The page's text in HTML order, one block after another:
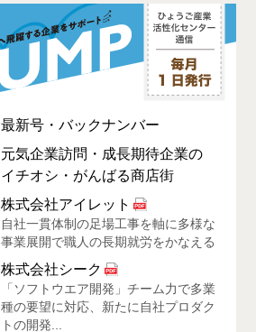
最新号・バックナンバー
元気企業訪問・成長期待企業の
イチオシ・がんばる商店街
株式会社アイレット
自社一貫体制の足場工事を軸に多様な
事業展開で職人の長期就労をかなえる
株式会社シーク
「ソフトウエア開発」チーム力で多業
種の要望に対応、新たに自社プロダク
トの開発...